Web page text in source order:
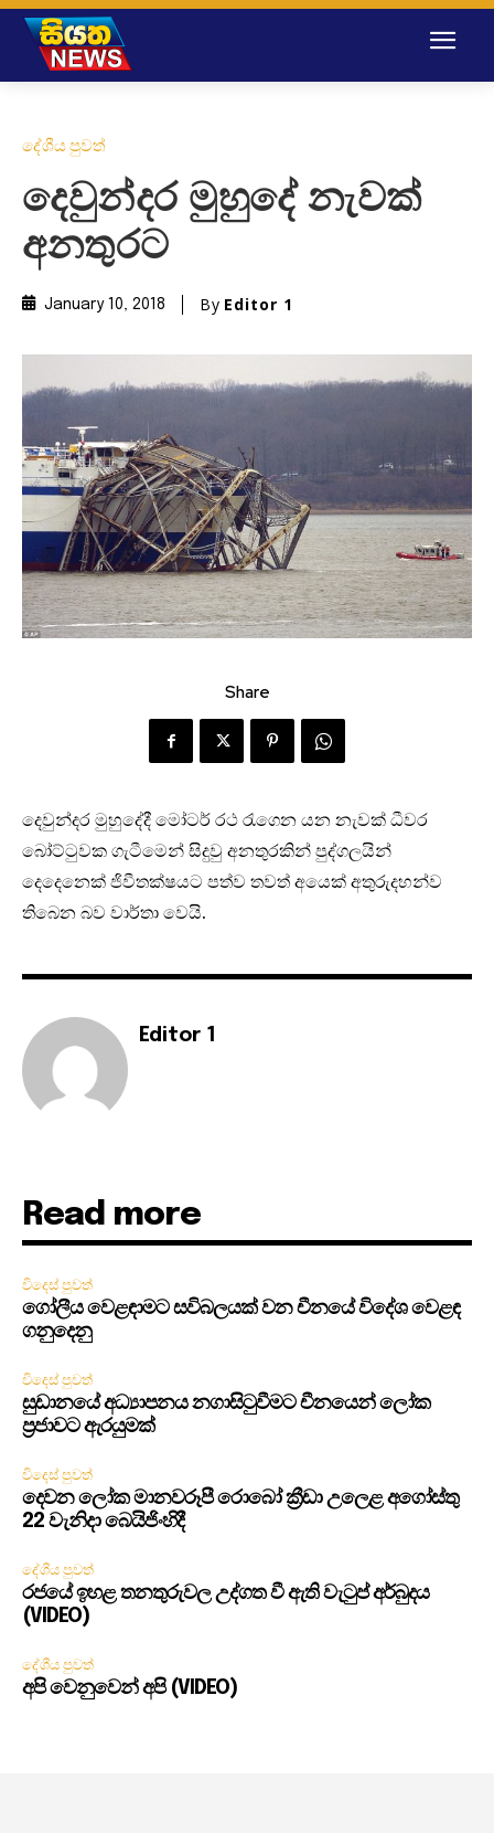
දේශීය පුවත්
දෙවුන්දර මුහුදේ නැවක්
අනතුරට
January 10, 2018 By Editor 1
Share
දෙවුන්දර මුහුදේදී මෝටර් රථ රැගෙන යන නැවක් ධීවර
බෝට්ටුවක ගැටීමෙන් සිදුවු අනතුරකින් පුද්ගලයින්
දෙදෙනෙක් ජිවීතක්ෂයට පත්ව තවත් අයෙක් අතුරුදහන්ව
තිබෙන බව වාර්තා වෙයි.
Editor 1
Read more
විදෙස් පුවත්
ගෝලීය වෙළඳාමට සවිබලයක් වන චීනයේ විදේශ වෙළඳ
ගනුදෙනු
විදෙස් පුවත්
සුඩානයේ අධ්‍යාපනය නගාසිටුවීමට චීනයෙන් ලෝක
ප්‍රජාවට ඇරයුමක්
විදෙස් පුවත්
දෙවන ලෝක මානවරූපී රොබෝ ක්‍රීඩා උලෙළ අගෝස්තු
22 වැනිදා බෙයිජිංහිදී
දේශීය පුවත්
රජයේ ඉහළ තනතුරුවල උද්ගත වී ඇති වැටුප් අර්බුදය
(VIDEO)
දේශීය පුවත්
අපි වෙනුවෙන් අපි (VIDEO)